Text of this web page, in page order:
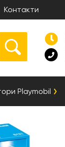
Контакти
Playmobil